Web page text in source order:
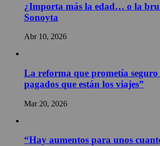
¿Importa más la edad… o la
Sonoyta
Abr 10, 2026
La reforma que prometía
pagados que están los viajes”
Mar 20, 2026
“Hay aumentos para unos